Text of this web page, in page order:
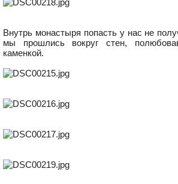
Внутрь монастыря попасть у нас не
мы прошлись вокруг стен,
каменкой.